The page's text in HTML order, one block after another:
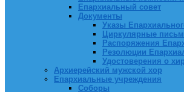
Епархиальный совет
Документы
Указы
Циркулярные
Распоряжения
Резолюции
Удостоверения о
Архиерейский мужской хор
Епархиальные учреждения
Соборы